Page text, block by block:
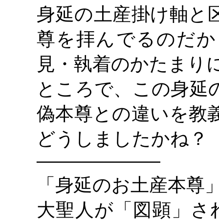
身延の土産掛け軸と
尊を拝んでるのだ
見・執着のかたまり
ところで、この身延
偽本尊との違いを教
どうしましたかね？
―――――――――――
「身延のお土産本尊
大聖人が「図顕」さ